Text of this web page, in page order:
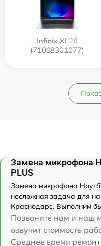
Infinix XL28
(71008301077)
Замена микрофона
PLUS
Замена микрофона
несложная задача для
Краснодаре. Выполним
Позвоните нам и наш
озвучит стоимость
Среднее время